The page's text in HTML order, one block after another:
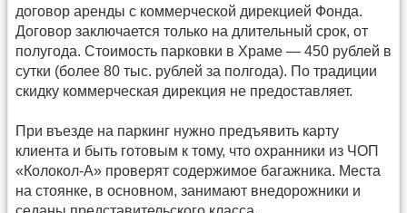
договор аренды с коммерческой дирекцией Фонда.
Договор заключается только на длительный срок, от
полугода. Стоимость парковки в Храме — 450 рублей в
сутки (более 80 тыс. рублей за полгода). По традиции
скидку коммерческая дирекция не предоставляет.
При въезде на паркинг нужно предъявить карту
клиента и быть готовым к тому, что охранники из ЧОП
«Колокол-А» проверят содержимое багажника. Места
на стоянке, в основном, занимают внедорожники и